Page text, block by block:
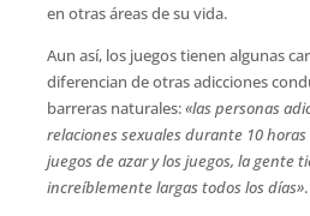
en otras áreas de su vida.
Aun así, los juegos tienen algunas
diferencian de otras adicciones
barreras naturales:«las personas
relaciones sexuales durante 10
juegos de azar y los juegos, la gente
increíblemente largas todos los días».